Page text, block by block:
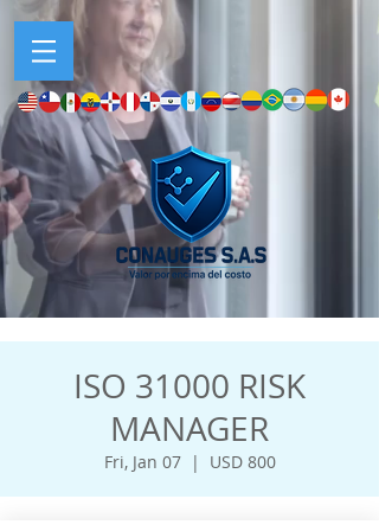
ISO 31000 RISK
MANAGER
Fri, Jan 07
  |
USD 800